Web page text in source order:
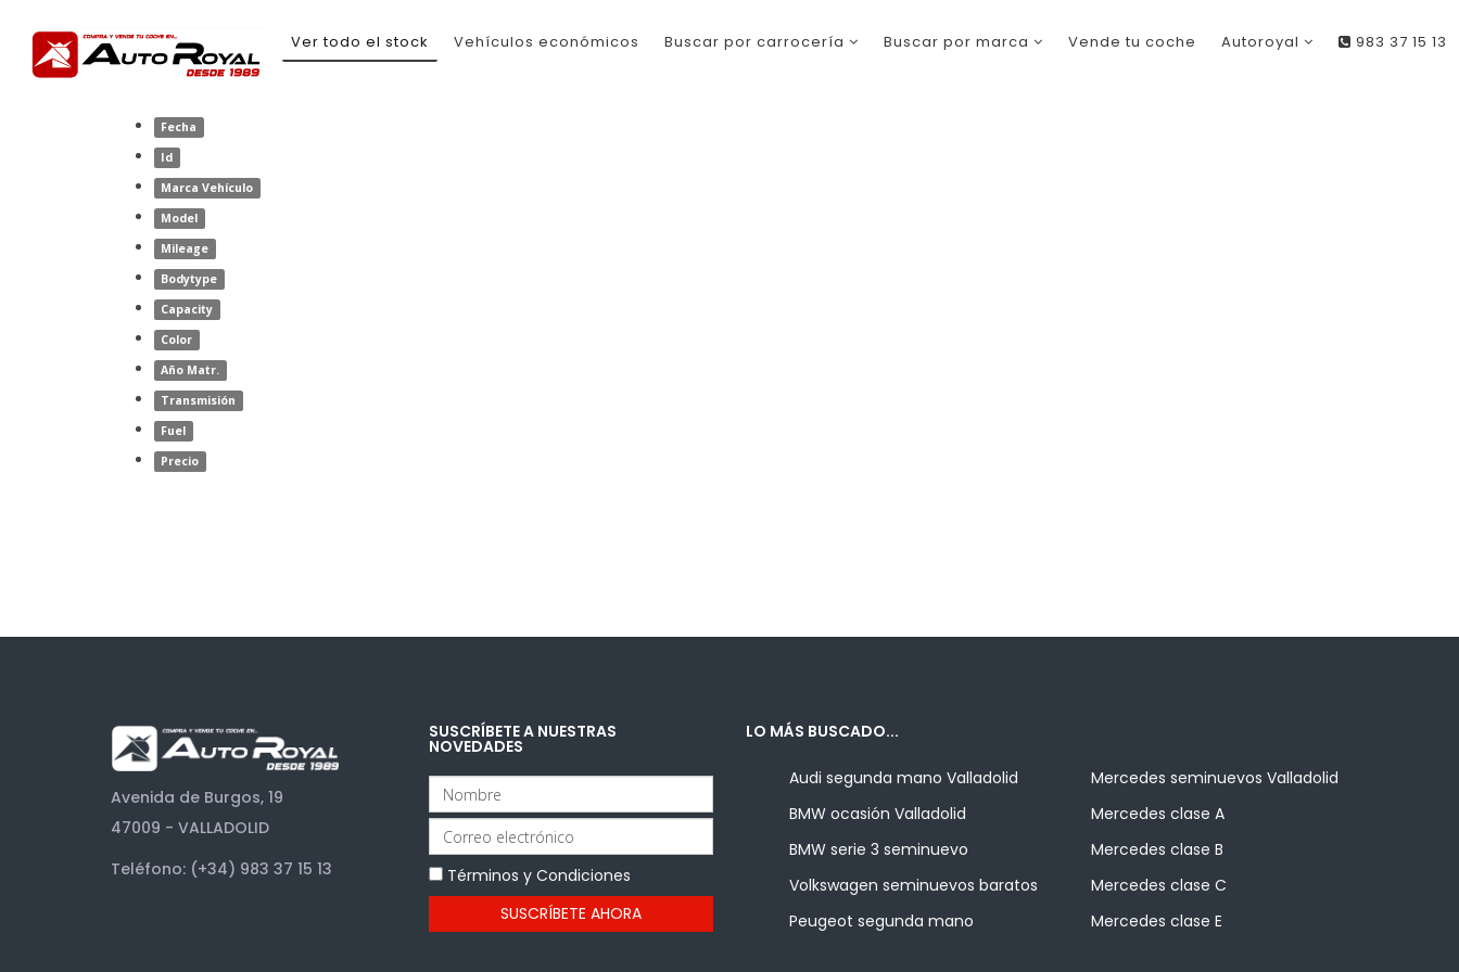
Ver todo el stock Vehículos económicos Buscar por carrocería Buscar por marca Vende tu coche Autoroyal 983 37 15 13
Fecha
Id
Marca Vehículo
Model
Mileage
Bodytype
Capacity
Color
Año Matr.
Transmisión
Fuel
Precio
Avenida de Burgos, 19
47009 - VALLADOLID
Teléfono: (+34) 983 37 15 13
SUSCRÍBETE A NUESTRAS
NOVEDADES
Términos y Condiciones
LO MÁS BUSCADO...
Audi segunda mano Valladolid
BMW ocasión Valladolid
BMW serie 3 seminuevo
Volkswagen seminuevos baratos
Peugeot segunda mano
Mercedes seminuevos Valladolid
Mercedes clase A
Mercedes clase B
Mercedes clase C
Mercedes clase E